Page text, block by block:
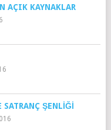
AÇIK KAYNAKLAR
ŞENLIĞI